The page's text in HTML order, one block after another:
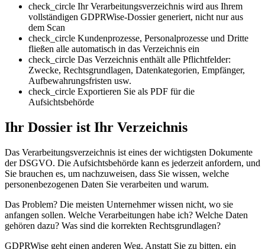
check_circle Ihr Verarbeitungsverzeichnis wird aus Ihrem
vollständigen GDPRWise-Dossier generiert, nicht nur aus
dem Scan
check_circle Kundenprozesse, Personalprozesse und Dritte
fließen alle automatisch in das Verzeichnis ein
check_circle Das Verzeichnis enthält alle Pflichtfelder:
Zwecke, Rechtsgrundlagen, Datenkategorien, Empfänger,
Aufbewahrungsfristen usw.
check_circle Exportieren Sie als PDF für die
Aufsichtsbehörde
Ihr Dossier ist Ihr Verzeichnis
Das Verarbeitungsverzeichnis ist eines der wichtigsten Dokumente
der DSGVO. Die Aufsichtsbehörde kann es jederzeit anfordern, und
Sie brauchen es, um nachzuweisen, dass Sie wissen, welche
personenbezogenen Daten Sie verarbeiten und warum.
Das Problem? Die meisten Unternehmer wissen nicht, wo sie
anfangen sollen. Welche Verarbeitungen habe ich? Welche Daten
gehören dazu? Was sind die korrekten Rechtsgrundlagen?
GDPRWise geht einen anderen Weg. Anstatt Sie zu bitten, ein